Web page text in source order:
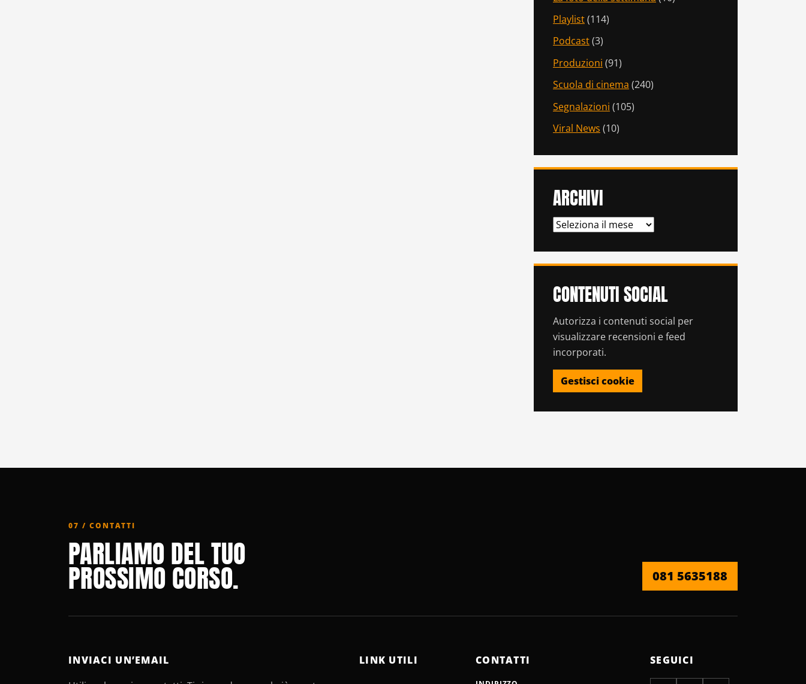
Playlist(114)
Podcast(3)
Produzioni (91)
Scuola di cinema (240)
Segnalazioni (105)
Viral News (10)
ARCHIVI
ARCHIVI
CONTENUTI SOCIAL
Autorizza i contenuti social per
visualizzare recensioni e feed
incorporati.
Gestisci cookie
07 / CONTATTI
PARLIAMO DEL TUO
PROSSIMO CORSO. 081 5635188
INVIACI UN’EMAIL
LINK UTILI CONTATTI SEGUICI